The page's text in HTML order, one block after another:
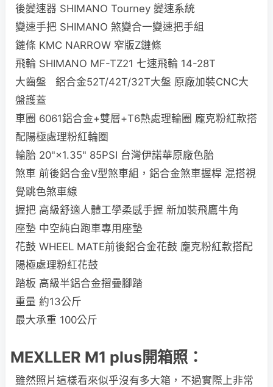
後變速器 SHIMANO Tourney 變速系統
變速手把 SHIMANO 煞變合一變速把手組
鏈條 KMC NARROW 窄版Z鏈條
飛輪 SHIMANO MF-TZ21 七速飛輪 14-28T
大齒盤 鋁合金52T/42T/32T大盤 原廠加裝CNC大
盤護蓋
車圈 6061鋁合金+雙層+T6熱處理輪圈 龐克粉紅款搭
配陽極處理粉紅輪圈
輪胎 20"×1.35" 85PSI 台灣伊諾華原廠色胎
煞車 前後鋁合金V型煞車組，鋁合金煞車握桿 混搭視
覺跳色煞車線
握把 高級舒適人體工學柔感手握 新加裝飛鷹牛角
座墊 中空純白跑車專用座墊
花鼓 WHEEL MATE前後鋁合金花鼓 龐克粉紅款搭配
陽極處理粉紅花鼓
踏板 高級半鋁合金摺疊腳踏
重量 約13公斤
最大承重 100公斤
MEXLLER M1 plus開箱照：
雖然照片這樣看來似乎沒有多大箱，不過實際上非常